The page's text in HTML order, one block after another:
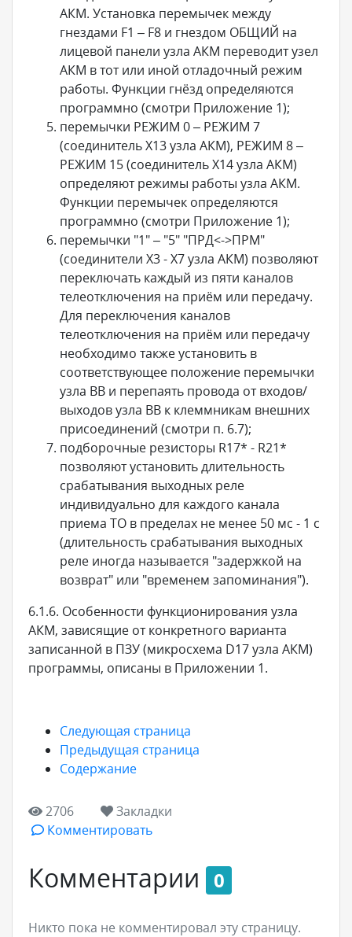
АКМ. Установка перемычек между
гнездами F1 – F8 и гнездом ОБЩИЙ на
лицевой панели узла АКМ переводит узел
АКМ в тот или иной отладочный режим
работы. Функции гнёзд определяются
программно (смотри Приложение 1);
перемычки РЕЖИМ 0 – РЕЖИМ 7
(соединитель X13 узла АКМ), РЕЖИМ 8 –
РЕЖИМ 15 (соединитель X14 узла АКМ)
определяют режимы работы узла АКМ.
Функции перемычек определяются
программно (смотри Приложение 1);
перемычки "1" – "5" "ПРД<->ПРМ"
(соединители X3 - X7 узла АКМ) позволяют
переключать каждый из пяти каналов
телеотключения на приём или передачу.
Для переключения каналов
телеотключения на приём или передачу
необходимо также установить в
соответствующее положение перемычки
узла ВВ и перепаять провода от входов/
выходов узла ВВ к клеммникам внешних
присоединений (смотри п. 6.7);
подборочные резисторы R17* - R21*
позволяют установить длительность
срабатывания выходных реле
индивидуально для каждого канала
приема ТО в пределах не менее 50 мс - 1 с
(длительность срабатывания выходных
реле иногда называется "задержкой на
возврат" или "временем запоминания").
6.1.6. Особенности функционирования узла
АКМ, зависящие от конкретного варианта
записанной в ПЗУ (микросхема D17 узла АКМ)
программы, описаны в Приложении 1.
Следующая страница
Предыдущая страница
Содержание
2706
Закладки
Комментировать
Комментарии 0
Никто пока не комментировал эту страницу.